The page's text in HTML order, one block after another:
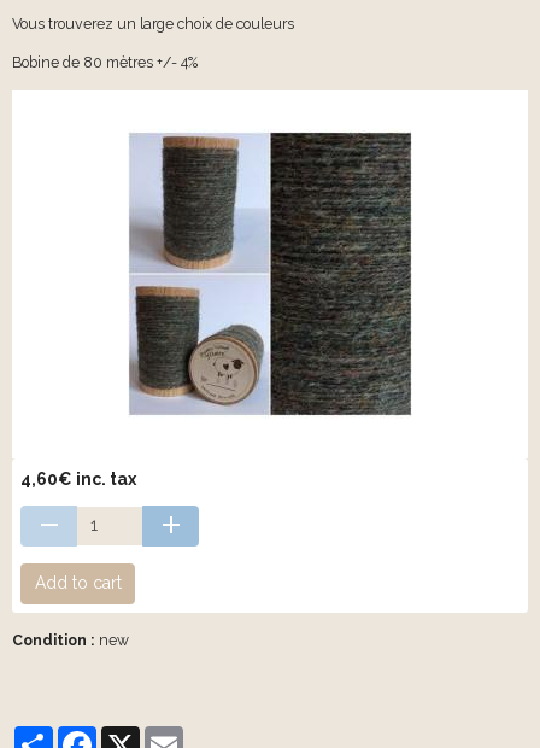
Vous trouverez un large choix de couleurs
Bobine de 80 mètres +/- 4%
4,60€ inc. tax
Add to cart
Condition : new
PartagerFacebook
X